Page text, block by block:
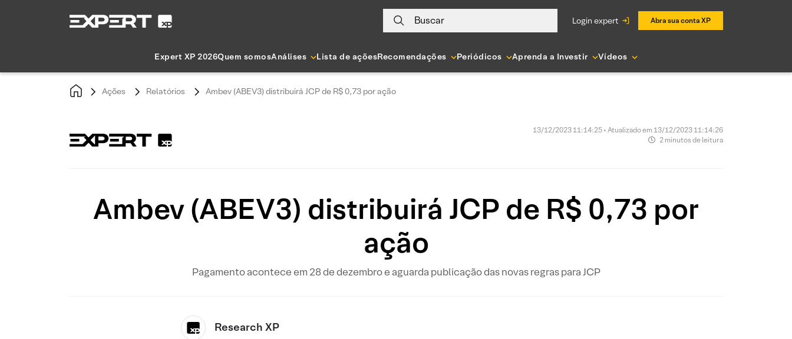
Buscar login expert Abra sua conta XP
Expert XP 2026Quem somosAnálises Lista de açõesRecomendações Periódicos Aprenda a Investir Vídeos
Ações Relatórios Ambev (ABEV3) distribuirá JCP de R$ 0,73 por ação
13/12/2023 11:14:25 • Atualizado em 13/12/2023 11:14:26
2 minutos de leitura
Ambev (ABEV3) distribuirá JCP de R$ 0,73 por
ação
Pagamento acontece em 28 de dezembro e aguarda publicação das novas regras para JCP
Research XP